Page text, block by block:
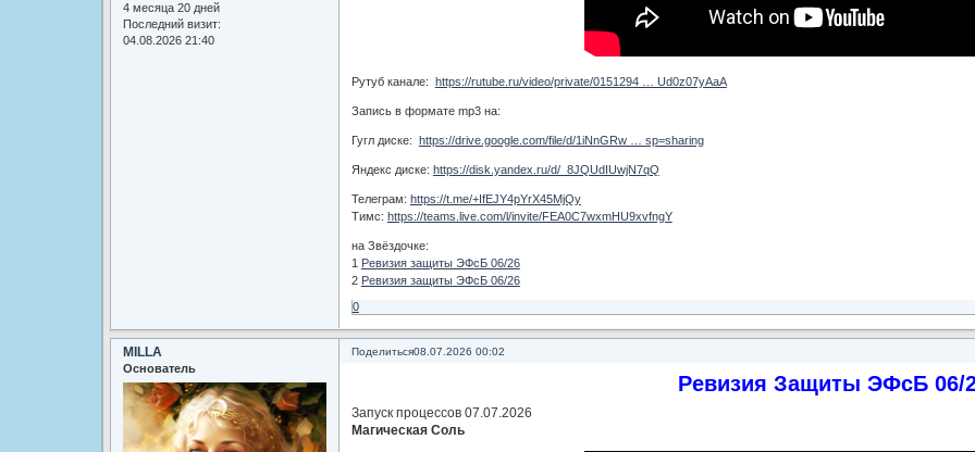
4 месяца 20 дней
Последний визит:
04.08.2026 21:40
Рутуб канале: https://rutube.ru/video/private/0151294 … Ud0z07yAaA
Запись в формате mp3 на:
Гугл диске: https://drive.google.com/file/d/1iNnGRw … sp=sharing
Яндекс диске: https://disk.yandex.ru/d/_8JQUdIUwjN7qQ
Телеграм: https://t.me/+IfEJY4pYrX45MjQy
Тимс: https://teams.live.com/l/invite/FEA0C7wxmHU9xvfngY
на Звёздочке:
1 Ревизия защиты ЭФсБ 06/26
2 Ревизия защиты ЭФсБ 06/26
0
Поделиться08.07.2026 00:02
MILLA
Основатель
Ревизия Защиты ЭФсБ 06/
Запуск процессов 07.07.2026
Магическая Соль